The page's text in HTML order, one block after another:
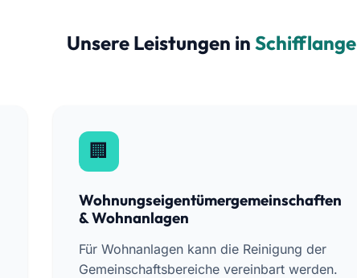
Unsere Leistungen in Schifflange
Wohnungseigentümergemeinschaften
& Wohnanlagen
Für Wohnanlagen kann die Reinigung der
Gemeinschaftsbereiche vereinbart werden.